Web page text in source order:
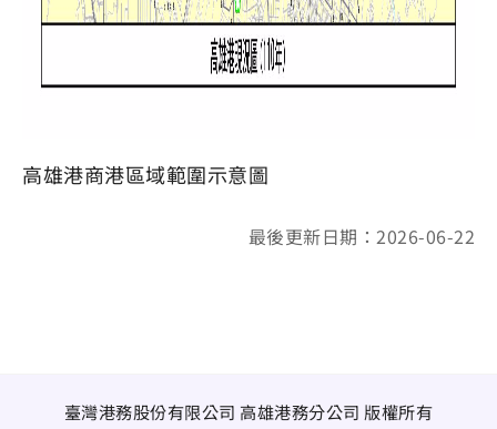
高雄港商港區域範圍示意圖
最後更新日期：2026-06-22
臺灣港務股份有限公司 高雄港務分公司 版權所有